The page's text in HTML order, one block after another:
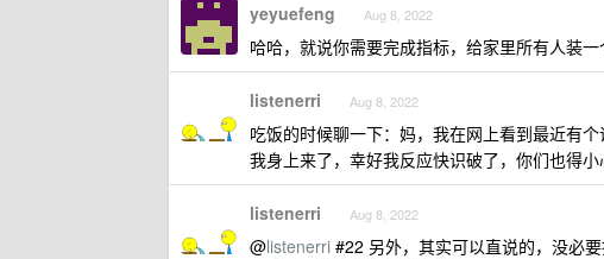
yeyuefeng Aug 8, 2022
哈哈，就说你需要完成指标，给家里所有人装
listenerri Aug 8, 2022
吃饭的时候聊一下：妈，我在网上看到最近有
我身上来了，幸好我反应快识破了，你们也得小
listenerri Aug 8, 2022
@listenerri #22 另外，其实可以直说的，没必